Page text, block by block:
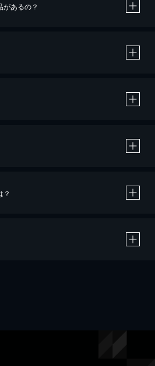
あるの？
トカード決済による作品の購入 / レンタルです。
？